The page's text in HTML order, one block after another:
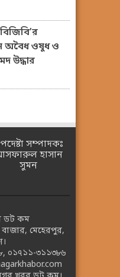
অবৈধ ওষুধ ও
উদ্ধার
সম্পাদকঃ
হাসান
সুমন
ডট কম
মেহেরপুর,
, ০১৭১১-৩১১৩৮৬